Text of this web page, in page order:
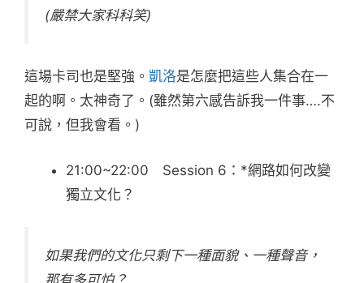
(嚴禁大家科科笑)
這場卡司也是堅強。 凱洛是怎麼把這些人集合在一
起的啊。太神奇了。(雖然第六感告訴我一件事….不
可說，但我會看。)
21:00~22:00 Session 6：*網路如何改變
獨立文化？
如果我們的文化只剩下一種面貌、一種聲音，